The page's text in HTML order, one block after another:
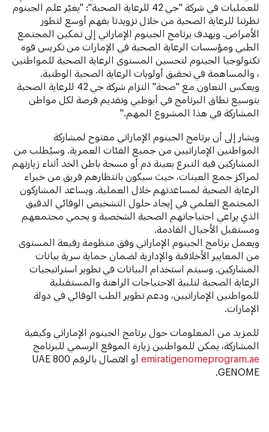
للعمليات في شركة "جي 42 للرعاية الصحية": "يغيّر علم الجينوم
نظرتنا للرعاية الصحية من خلال تزويدنا بفهم أوسع لتطور
الأمراض. ويهدف برنامج الجينوم الإماراتي إلى تمكين المجتمع
الطبي ومؤسسات الرعاية الصحية في الإمارات من تكريس قوة
تكنولوجيا الجينوم لتحسين المستوى الرعاية الصحية للمواطنين
، والمساهمة في تحقيق أولويات الرعاية الصحية الوطنية.
ويعكس التعاون مع "صحة" التزام شركة جي 42 للرعاية الصحية
بتوسيع نطاق البرنامج في أبوظبي وتقديم فرصة لكل مواطن
المشاركة في هذا المشروع المهم."
ويشار إلى أن برنامج الجينوم الإماراتي مفتوح لمشاركة
المواطنين الإماراتيين من جميع الفئات العمرية. وسيُطلب من
المشاركين فيه التبرع بعينة دم أو مسحة باطن الخد أثناء زيارتهم
لمراكز جمع العينات، حيث سيكون بانتظارهم فريق من خبراء
الرعاية الصحية لمساعدتهم خلال العملية. ويساعد المشاركون
المجتمع العلمي في إيجاد حلول التشخيص الوقائي الدقيق
الذي يراعي احتياجاتهم الصحية الشخصية و يحمي مجتمعهم
ومستقبل الأجيال القادمة.
ويعمل برنامج الجينوم الإماراتي وفق منظومة رفيعة المستوى
من المعايير الأخلاقية والإدارية لضمان حماية سرية بيانات
المشاركين. وسيتم استخدام البيانات في تطوير استراتيجيات
الرعاية الصحية لتلبية الاحتياجات الراهنة والمستقبلية
للمواطنين الإماراتيين، ودعم تطوير الطب الوقائي في دولة
الإمارات.
للمزيد من المعلومات حول برنامج الجينوم الإماراتي وكيفية
المشاركة، يمكن للمواطنين زيارة الموقع الرسمي للبرنامج
emiratigenomeprogram.ae
أو الاتصال بالرقم 800 UAE
GENOME.